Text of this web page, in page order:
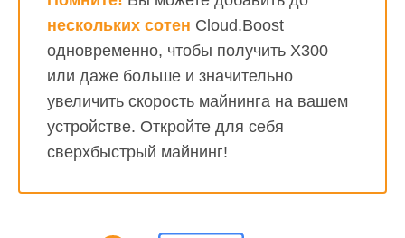
нескольких сотен Cloud.Boost
одновременно, чтобы получить X300
или даже больше и значительно
увеличить скорость майнинга на вашем
устройстве. Откройте для себя
сверхбыстрый майнинг!